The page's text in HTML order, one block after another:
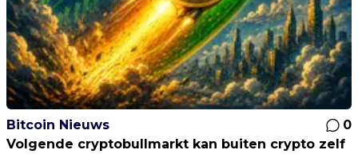
Bitcoin Nieuws
0
Volgende cryptobullmarkt kan buiten crypto zelf